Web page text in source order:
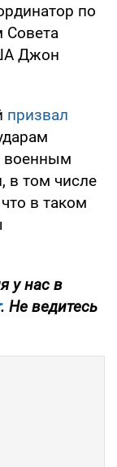
по
Совета
Джон
призвал
военным
в том числе
в таком
у нас в
. Не ведитесь